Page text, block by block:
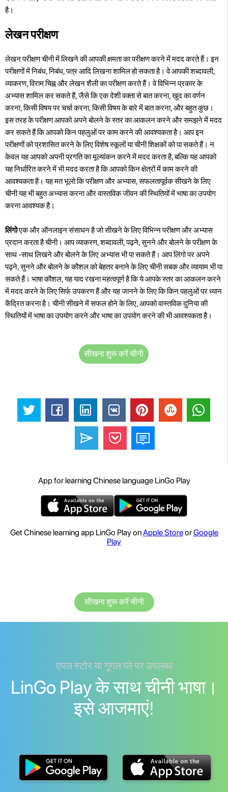
है।
लेखन परीक्षण
लेखन परीक्षण चीनी में लिखने की आपकी क्षमता का परीक्षण करने में मदद करते हैं। इन
परीक्षणों में निबंध, निबंध, पत्र आदि लिखना शामिल हो सकता है। वे आपकी शब्दावली,
व्याकरण, विराम चिह्न और लेखन शैली का परीक्षण करते हैं। वे विभिन्न प्रकार के
अभ्यास शामिल कर सकते हैं, जैसे कि एक देशी वक्ता से बात करना, खुद का वर्णन
करना, किसी विषय पर चर्चा करना, किसी विषय के बारे में बात करना, और बहुत कुछ।
इस तरह के परीक्षण आपको अपने बोलने के स्तर का आकलन करने और समझने में मदद
कर सकते हैं कि आपको किन पहलुओं पर काम करने की आवश्यकता है। आप इन
परीक्षणों को प्रशासित करने के लिए विशेष स्कूलों या चीनी शिक्षकों को पा सकते हैं। न
केवल यह आपको अपनी प्रगति का मूल्यांकन करने में मदद करता है, बल्कि यह आपको
यह निर्धारित करने में भी मदद करता है कि आपको किन क्षेत्रों में काम करने की
आवश्यकता है। यह मत भूलो कि परीक्षण और अभ्यास, सफलतापूर्वक सीखने के लिए
चीनी यह भी बहुत अभ्यास करना और वास्तविक जीवन की स्थितियों में भाषा का उपयोग
करना आवश्यक है।
लिंगोएक और ऑनलाइन संसाधन है जो सीखने के लिए विभिन्न परीक्षण और अभ्यास
प्रदान करता है चीनी। आप व्याकरण, शब्दावली, पढ़ने, सुनने और बोलने के परीक्षण के
साथ -साथ लिखने और बोलने के लिए अभ्यास भी पा सकते हैं। आप लिंगो पर अपने
पढ़ने, सुनने और बोलने के कौशल को बेहतर बनाने के लिए चीनी सबक और व्यायाम भी पा
सकते हैं। भाषा कौशल, यह याद रखना महत्वपूर्ण है कि ये आपके स्तर का आकलन करने
में मदद करने के लिए सिर्फ उपकरण हैं और यह जानने के लिए कि किन पहलुओं पर ध्यान
केंद्रित करना है। चीनी सीखने में सफल होने के लिए, आपको वास्तविक दुनिया की
स्थितियों में भाषा का उपयोग करने और भाषा का उपयोग करने की भी आवश्यकता है।
सीखना शुरू करें चीनी
App for learning Chinese language LinGo Play
Get Chinese learning app LinGo Play onApple StoreorGoogle
Play
सीखना शुरू करें चीनी
एपल स्टोर या गूगल प्ले पर उपलब्ध
LinGo Play के साथ चीनी भाषा।
इसे आजमाएं!